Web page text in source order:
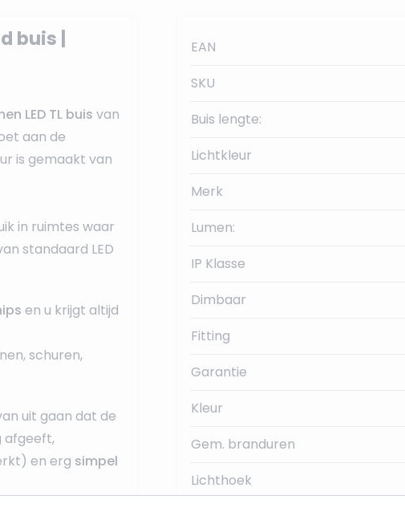
buis |
LED TL buis van
aan de
is gemaakt van
in ruimtes waar
standaard LED
en u krijgt altijd
schuren,
uit gaan dat de
afgeeft,
en erg simpel
EAN
SKU
Buis lengte:
Lichtkleur
Merk
Lumen:
IP Klasse
Dimbaar
Fitting
Garantie
Kleur
Gem. branduren
Lichthoek